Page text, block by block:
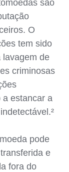
são
O
tem sido
lavagem de
criminosas
estancar a
pode
e
fora do